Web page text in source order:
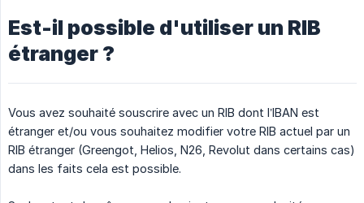
Est-il possible d'utiliser un RIB
étranger ?
Vous avez souhaité souscrire avec un RIB dont l’IBAN est
étranger et/ou vous souhaitez modifier votre RIB actuel par un
RIB étranger (Greengot, Helios, N26, Revolut dans certains cas)
dans les faits cela est possible.